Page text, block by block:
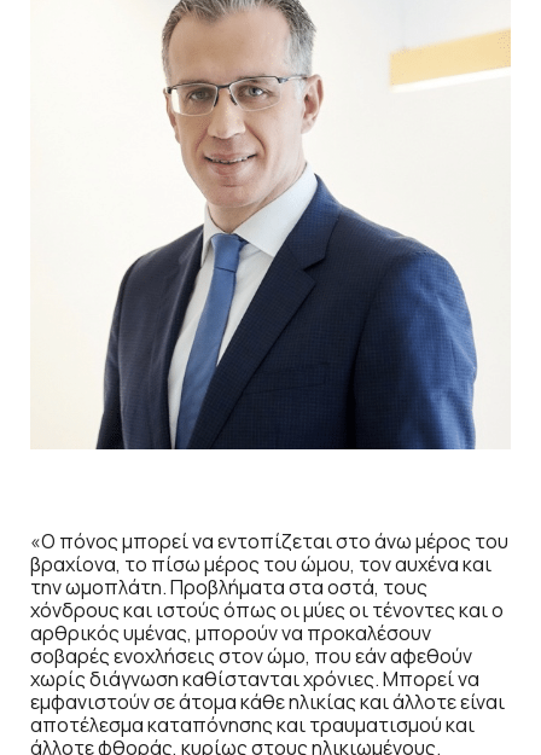
«Ο πόνος μπορεί να εντοπίζεται στο άνω μέρος του
βραχίονα, το πίσω μέρος του ώμου, τον αυχένα και
την ωμοπλάτη. Προβλήματα στα οστά, τους
χόνδρους και ιστούς όπως οι μύες οι τένοντες και ο
αρθρικός υμένας, μπορούν να προκαλέσουν
σοβαρές ενοχλήσεις στον ώμο, που εάν αφεθούν
χωρίς διάγνωση καθίστανται χρόνιες. Μπορεί να
εμφανιστούν σε άτομα κάθε ηλικίας και άλλοτε είναι
αποτέλεσμα καταπόνησης και τραυματισμού και
άλλοτε φθοράς, κυρίως στους ηλικιωμένους.